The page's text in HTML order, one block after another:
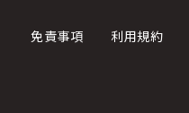
免責事項 利用規約